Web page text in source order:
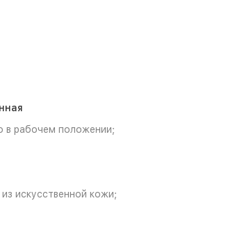
в рабочем положении;
искусственной кожи;